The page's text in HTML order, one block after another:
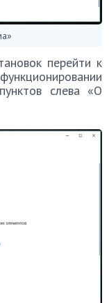
перейти к
слева «О